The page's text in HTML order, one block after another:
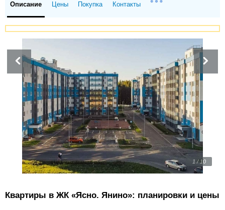
Описание Цены Покупка Контакты
1 / 10
Квартиры в ЖК «Ясно. Янино»: планировки и цены